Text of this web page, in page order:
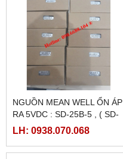
NGUỒN MEAN WELL ỔN ÁP
RA 5VDC : SD-25B-5 , ( SD-
25B-12, SD-25B-24)
LH: 0938.070.068